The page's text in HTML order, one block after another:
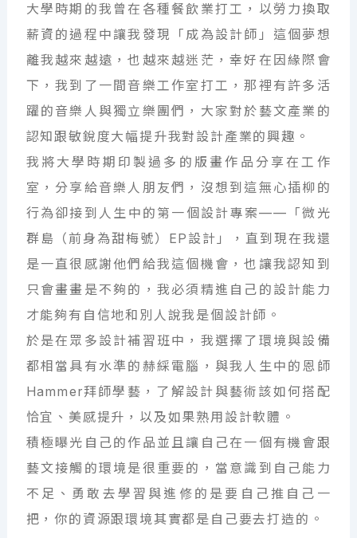
大學時期的我曾在各種餐飲業打工，以勞力換取
薪資的過程中讓我發現「成為設計師」這個夢想
離我越來越遠，也越來越迷茫，幸好在因緣際會
下，我到了一間音樂工作室打工，那裡有許多活
躍的音樂人與獨立樂團們，大家對於藝文產業的
認知跟敏銳度大幅提升我對設計產業的興趣。
我將大學時期印製過多的版畫作品分享在工作
室，分享給音樂人朋友們，沒想到這無心插柳的
行為卻接到人生中的第一個設計專案——「微光
群島（前身為甜梅號）EP設計」，直到現在我還
是一直很感謝他們給我這個機會，也讓我認知到
只會畫畫是不夠的，我必須精進自己的設計能力
才能夠有自信地和別人說我是個設計師。
於是在眾多設計補習班中，我選擇了環境與設備
都相當具有水準的赫綵電腦，與我人生中的恩師
Hammer拜師學藝，了解設計與藝術該如何搭配
恰宜、美感提升，以及如果熟用設計軟體。
積極曝光自己的作品並且讓自己在一個有機會跟
藝文接觸的環境是很重要的，當意識到自己能力
不足、勇敢去學習與進修的是要自己推自己一
把，你的資源跟環境其實都是自己要去打造的。